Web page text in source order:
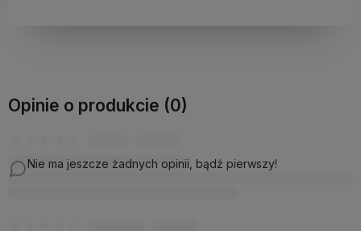
Opinie o produkcie (0)
Nie ma jeszcze żadnych opinii, bądź pierwszy!